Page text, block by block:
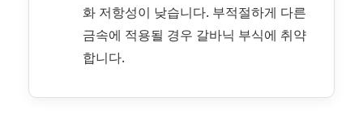
화 저항성이 낮습니다. 부적절하게 다른
금속에 적용될 경우 갈바닉 부식에 취약
합니다.